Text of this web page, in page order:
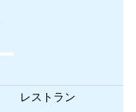
レストラン